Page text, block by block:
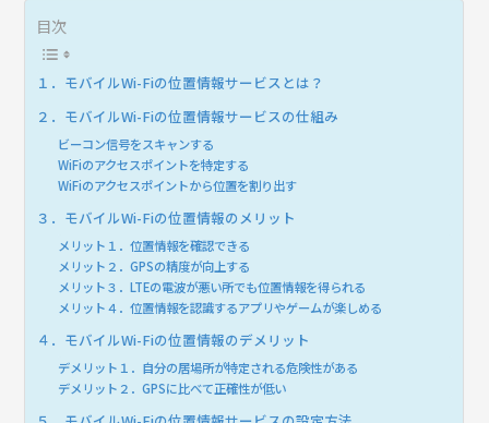
目次
１．モバイルWi-Fiの位置情報サービスとは？
２．モバイルWi-Fiの位置情報サービスの仕組み
ビーコン信号をスキャンする
WiFiのアクセスポイントを特定する
WiFiのアクセスポイントから位置を割り出す
３．モバイルWi-Fiの位置情報のメリット
メリット１．位置情報を確認できる
メリット２．GPSの精度が向上する
メリット３．LTEの電波が悪い所でも位置情報を得られる
メリット４．位置情報を認識するアプリやゲームが楽しめる
４．モバイルWi-Fiの位置情報のデメリット
デメリット１．自分の居場所が特定される危険性がある
デメリット２．GPSに比べて正確性が低い